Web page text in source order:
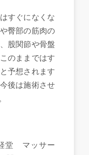
すぐになくな
臀部の筋肉の
股関節や骨盤
のままではす
予想されます
後は施術させ
堂 マッサー